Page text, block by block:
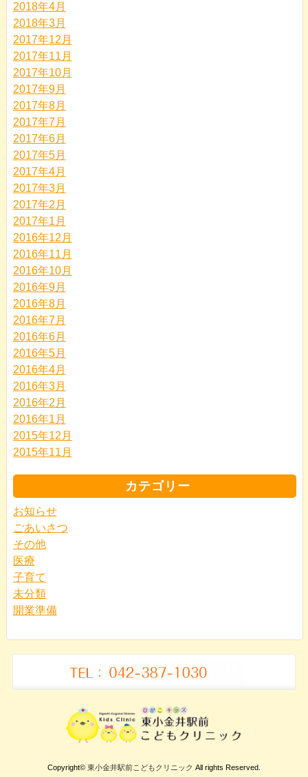
2018年4月
2018年3月
2017年12月
2017年11月
2017年10月
2017年9月
2017年8月
2017年7月
2017年6月
2017年5月
2017年4月
2017年3月
2017年2月
2017年1月
2016年12月
2016年11月
2016年10月
2016年9月
2016年8月
2016年7月
2016年6月
2016年5月
2016年4月
2016年3月
2016年2月
2016年1月
2015年12月
2015年11月
カテゴリー
お知らせ
ごあいさつ
その他
医療
子育て
未分類
開業準備
Copyright© 東小金井駅前こどもクリニック All rights Reserved.